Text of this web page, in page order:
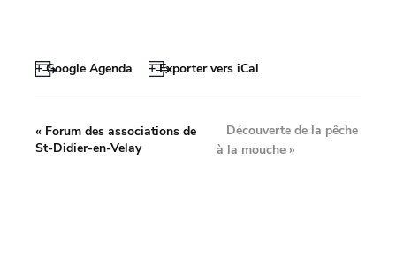
+ Google Agenda + Exporter vers iCal
« Forum des associations de
St-Didier-en-Velay
Découverte de la pêche
à la mouche »